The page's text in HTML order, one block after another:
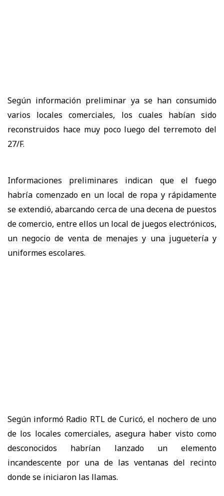
Según información preliminar ya se han consumido
varios locales comerciales, los cuales habían sido
reconstruidos hace muy poco luego del terremoto del
27/F.
Informaciones preliminares indican que el fuego
habría comenzado en un local de ropa y rápidamente
se extendió, abarcando cerca de una decena de puestos
de comercio, entre ellos un local de juegos electrónicos,
un negocio de venta de menajes y una juguetería y
uniformes escolares.
Según informó Radio RTL de Curicó, el nochero de uno
de los locales comerciales, asegura haber visto como
desconocidos habrían lanzado un elemento
incandescente por una de las ventanas del recinto
donde se iniciaron las llamas.